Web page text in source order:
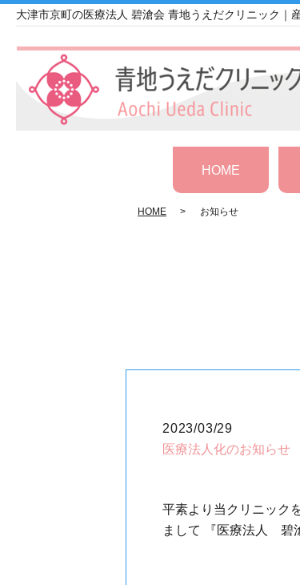
大津市京町の医療法人 碧滄会 青地うえだクリニック｜
HOME
HOME お知らせ
2023/03/29
医療法人化のお知らせ
平素より当クリニック
まして 『医療法人 碧